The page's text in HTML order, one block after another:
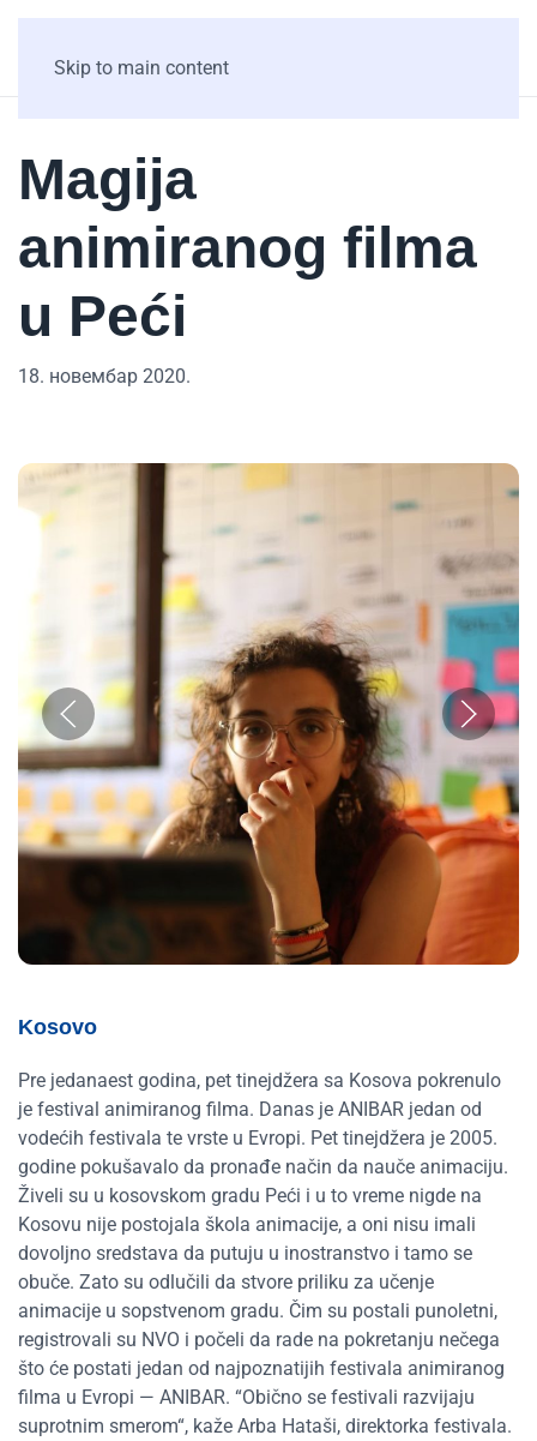
Skip to main content
Magija
animiranog filma
u Peći
18. новембар 2020.
Kosovo
Pre jedanaest godina, pet tinejdžera sa Kosova pokrenulo
je festival animiranog filma. Danas je ANIBAR jedan od
vodećih festivala te vrste u Evropi. Pet tinejdžera je 2005.
godine pokušavalo da pronađe način da nauče animaciju.
Živeli su u kosovskom gradu Peći i u to vreme nigde na
Kosovu nije postojala škola animacije, a oni nisu imali
dovoljno sredstava da putuju u inostranstvo i tamo se
obuče. Zato su odlučili da stvore priliku za učenje
animacije u sopstvenom gradu. Čim su postali punoletni,
registrovali su NVO i počeli da rade na pokretanju nečega
što će postati jedan od najpoznatijih festivala animiranog
filma u Evropi — ANIBAR. “Obično se festivali razvijaju
suprotnim smerom“, kaže Arba Hataši, direktorka festivala.